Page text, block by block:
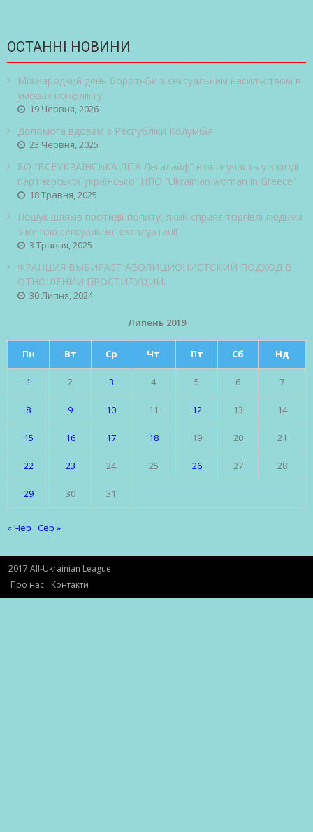
ОСТАННІ НОВИНИ
Міжнародний день боротьби з сексуальним насильством в
умовах конфлікту
19 Червня, 2026
Допомога вдовам з Республіки Колумбія
23 Червня, 2025
БО “ВСЕУКРАЇНСЬКА ЛІГА Легалайф” взяла участь у заході
партнерської української НПО “Ukrainian woman in Greece”
18 Травня, 2025
Пошук шляхів протидії попиту, який сприяє торгівлі людьми
з метою сексуальної експлуатації
3 Травня, 2025
ФРАНЦИЯ ВЫБИРАЕТ АБОЛИЦИОНИСТСКИЙ ПОДХОД В
ОТНОШЕНИИ ПРОСТИТУЦИИ.
30 Липня, 2024
Липень 2019
Пн Вт Ср Чт Пт Сб Нд
1 2 3 4 5 6 7
8 9 10 11 12 13 14
15 16 17 18 19 20 21
22 23 24 25 26 27 28
29 30 31
« Чер Сер »
2017 All-Ukrainian League
Про нас
Контакти